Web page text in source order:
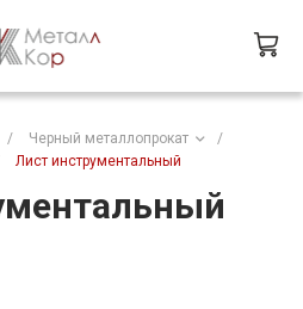
/ Черный металлопрокат
/
Лист инструментальный